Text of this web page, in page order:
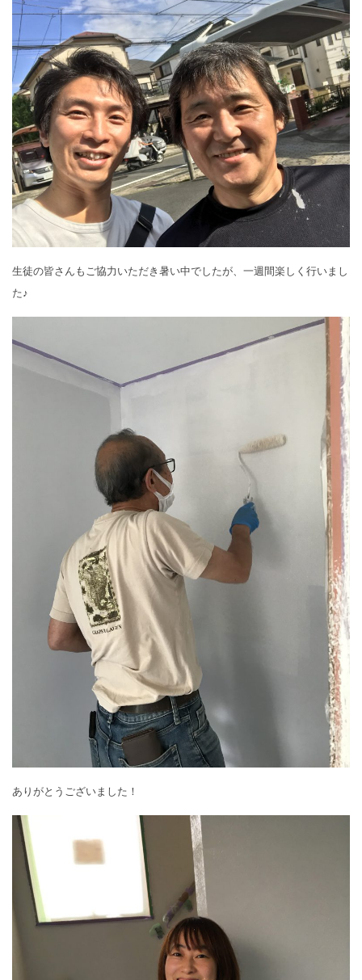
生徒の皆さんもご協力いただき暑い中でしたが、一週間楽しく行いまし
た♪
ありがとうございました！